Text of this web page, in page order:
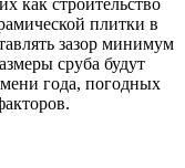
как строительство
плитки в
зазор минимум
сруба будут
года, погодных